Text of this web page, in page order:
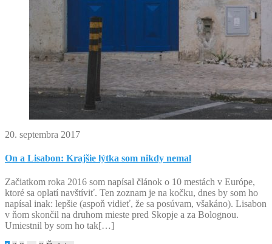
20. septembra 2017
On a Lisabon: Krajšie lýtka som nikdy nemal
Začiatkom roka 2016 som napísal článok o 10 mestách v Európe,
ktoré sa oplatí navštíviť. Ten zoznam je na kočku, dnes by som ho
napísal inak: lepšie (aspoň vidieť, že sa posúvam, všakáno). Lisabon
v ňom skončil na druhom mieste pred Skopje a za Bolognou.
Umiestnil by som ho tak[…]